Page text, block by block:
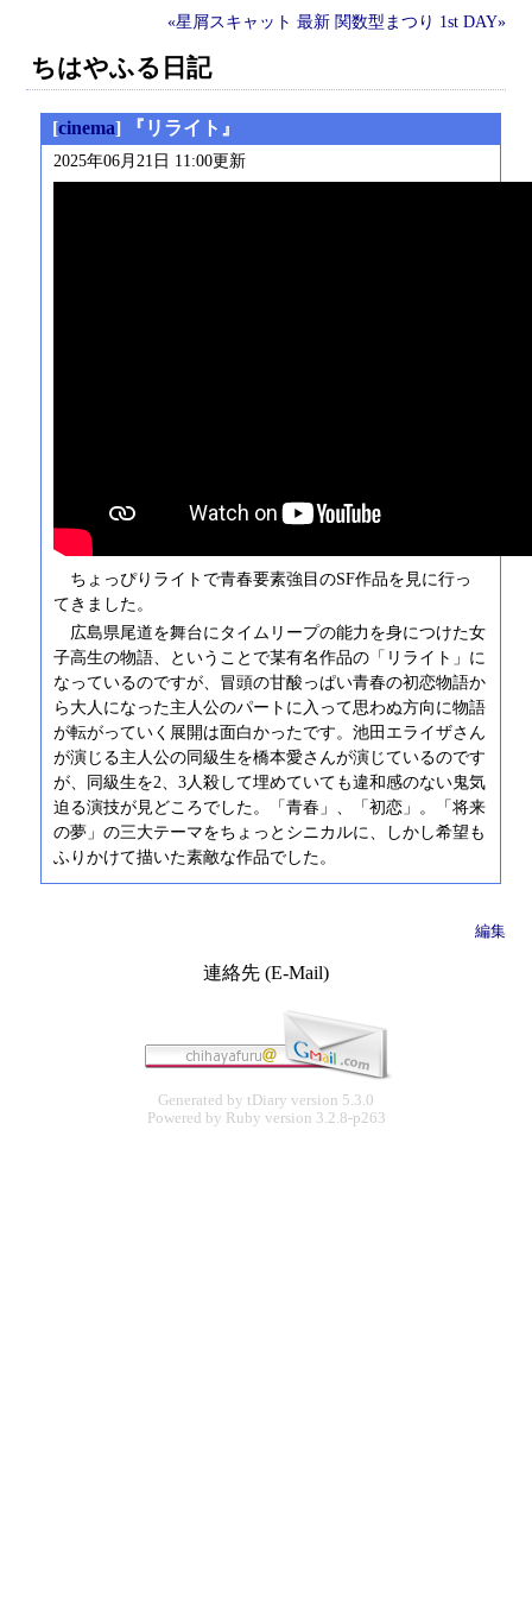
«星屑スキャット 最新 関数型まつり 1st DAY»
ちはやふる日記
[cinema] 『リライト』
2025年06月21日 11:00更新
ちょっぴりライトで青春要素強目のSF作品を見に行っ
てきました。
広島県尾道を舞台にタイムリープの能力を身につけた女
子高生の物語、ということで某有名作品の「リライト」に
なっているのですが、冒頭の甘酸っぱい青春の初恋物語か
ら大人になった主人公のパートに入って思わぬ方向に物語
が転がっていく展開は面白かったです。池田エライザさん
が演じる主人公の同級生を橋本愛さんが演じているのです
が、同級生を2、3人殺して埋めていても違和感のない鬼気
迫る演技が見どころでした。「青春」、「初恋」。「将来
の夢」の三大テーマをちょっとシニカルに、しかし希望も
ふりかけて描いた素敵な作品でした。
編集
連絡先 (E-Mail)
Generated by tDiary version 5.3.0
Powered by Ruby version 3.2.8-p263